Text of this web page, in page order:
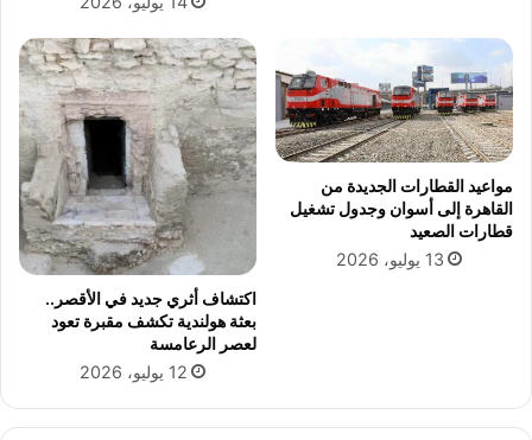
مواعيد القطارات الجديدة من
القاهرة إلى أسوان وجدول تشغيل
قطارات الصعيد
13 يوليو، 2026
اكتشاف أثري جديد في الأقصر..
بعثة هولندية تكشف مقبرة تعود
لعصر الرعامسة
12 يوليو، 2026